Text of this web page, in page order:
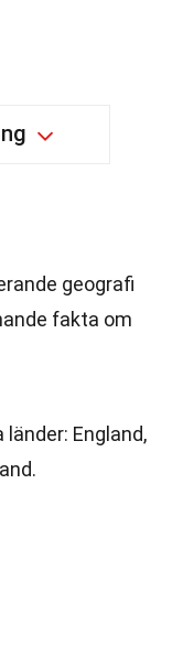
geografi
fakta om
England,